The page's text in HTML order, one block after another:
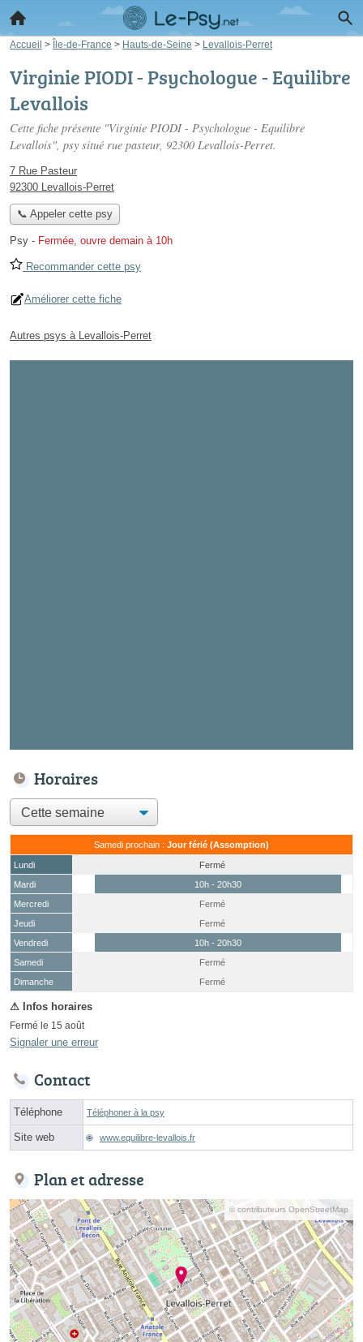
Accueil > Île-de-France > Hauts-de-Seine > Levallois-Perret
Virginie PIODI - Psychologue - Equilibre
Levallois
Cette fiche présente "Virginie PIODI - Psychologue - Equilibre
Levallois", psy situé rue pasteur, 92300 Levallois-Perret.
7 Rue Pasteur
92300 Levallois-Perret
📞 Appeler cette psy
Psy - Fermée, ouvre demain à 10h
Recommander cette psy
Améliorer cette fiche
Autres psys à Levallois-Perret
Horaires
Samedi prochain : Jour férié (Assomption)
Lundi
Fermé
Mardi
10h - 20h30
Mercredi
Fermé
Jeudi
Fermé
Vendredi
10h - 20h30
Samedi
(15 août)
Fermé
Dimanche
Fermé
Fermé le 15 août
Signaler une erreur
Contact
Téléphone Téléphoner à la psy
Site web www.equilibre-levallois.fr
Plan et adresse
© contributeurs OpenStreetMap